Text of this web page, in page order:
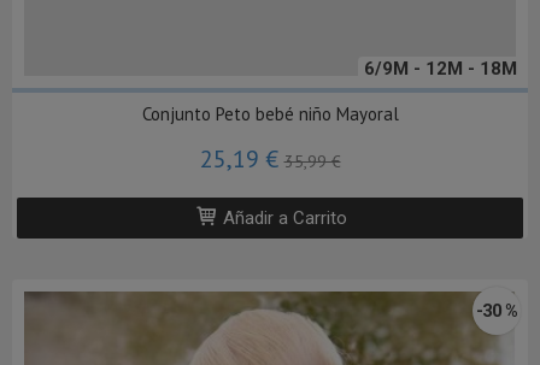
6/9M - 12M - 18M
Conjunto Peto bebé niño Mayoral
25,19 €35,99 €
Añadir a Carrito
-30 %